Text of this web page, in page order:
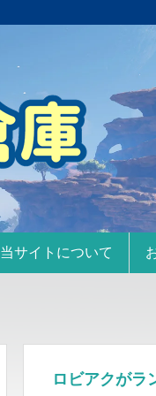
当サイトについて
ロビアクがラ